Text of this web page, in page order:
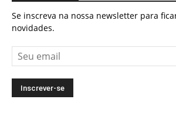
Se inscreva na nossa newsletter para
novidades.